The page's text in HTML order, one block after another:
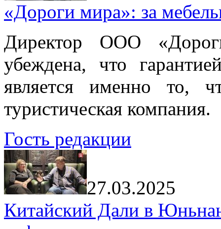
«Дороги мира»: за
Директор ООО
убеждена, что
является именно то,
туристическая компания.
Гость редакции
27.03.2025
Китайский Дали в